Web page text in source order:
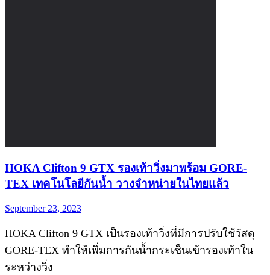
HOKA Clifton 9 GTX รองเท้าวิ่งมาพร้อม GORE-
TEX เทคโนโลยีกันน้ำ วางจำหน่ายในไทยแล้ว
September 23, 2023
HOKA Clifton 9 GTX เป็นรองเท้าวิ่งที่มีการปรับใช้วัสดุ
GORE-TEX ทำให้เพิ่มการกันน้ำกระเซ็นเข้ารองเท้าใน
ระหว่างวิ่ง